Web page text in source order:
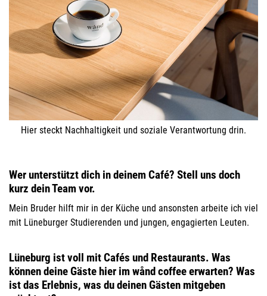
Hier steckt Nachhaltigkeit und soziale Verantwortung drin.
Wer unterstützt dich in deinem Café? Stell uns doch
kurz dein Team vor.
Mein Bruder hilft mir in der Küche und ansonsten arbeite ich viel
mit Lüneburger Studierenden und jungen, engagierten Leuten.
Lüneburg ist voll mit Cafés und Restaurants. Was
können deine Gäste hier im wånd coffee erwarten? Was
ist das Erlebnis, was du deinen Gästen mitgeben